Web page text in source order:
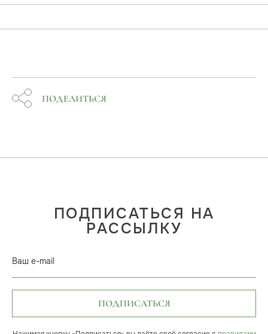
ПОДЕЛИТЬСЯ
ПОДПИСАТЬСЯ НА
РАССЫЛКУ
Ваш e-mail
ПОДПИСАТЬСЯ